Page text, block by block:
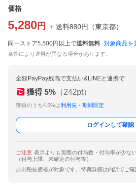
価格
5,280 円 + 送料880円 （東京都）
同一ストア5,500円以上で送料無料 対象商品を
条件により送料が異なる場合があります。
全額PayPay残高で支払い&LINEと連携で
獲得 5% （242pt）
獲得のうち4.5%は利用先・期間限定
ログインして確認
ご注意 表示よりも実際の付与数・付与率が少な
（付与上限、未確定の付与等）
原則税抜価格が対象です。特典詳細は内訳でご確